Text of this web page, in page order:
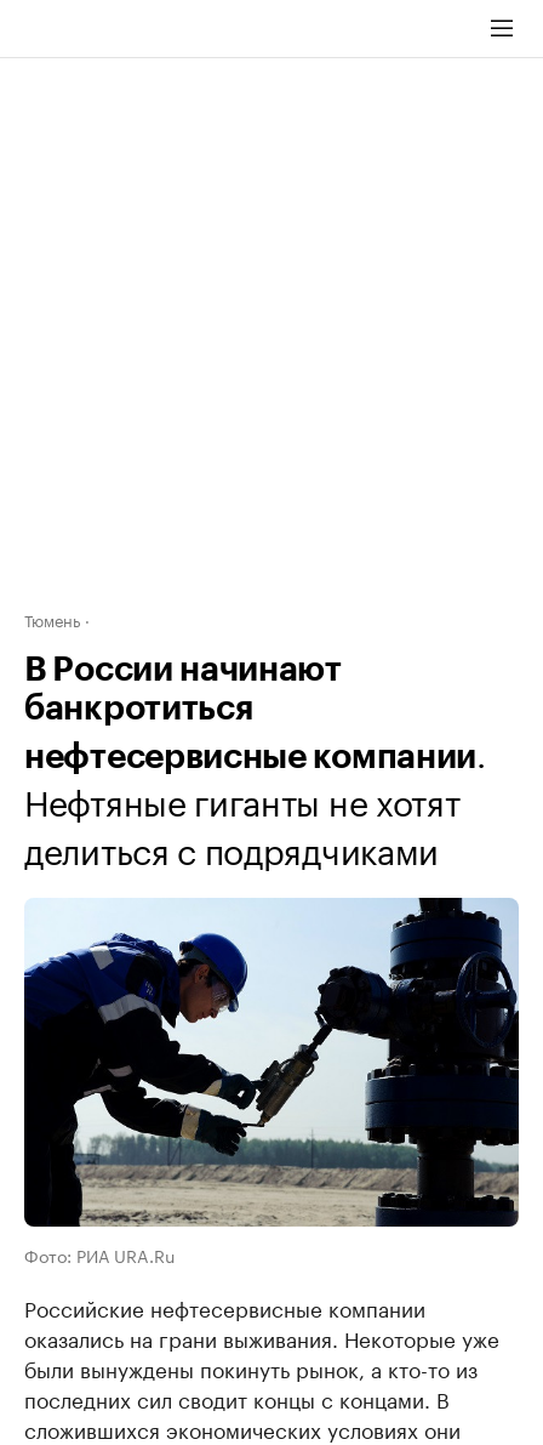
Тюмень
В России начинают
банкротиться
нефтесервисные компании.
Нефтяные гиганты не хотят
делиться с подрядчиками
Фото: РИА URA.Ru
Российские нефтесервисные компании
оказались на грани выживания. Некоторые уже
были вынуждены покинуть рынок, а кто-то из
последних сил сводит концы с концами. В
сложившихся экономических условиях они